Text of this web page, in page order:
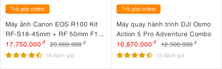
Trả góp online
Máy ảnh Canon EOS R100 Kit
RF-S18-45mm + RF 50mm F1.8
STM
17,750,000 đ 20,000,000đ
18 đánh giá
Trả góp online
Máy quay hành trình DJI Osmo
Action 5 Pro Adventure Combo
10,870,000 đ 12,500,000 đ
15 đánh giá